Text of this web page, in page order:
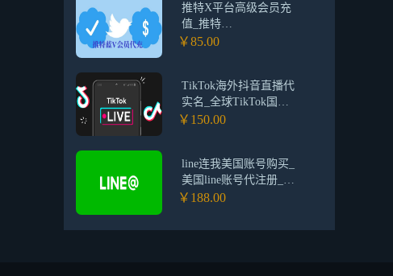
推特X平台高级会员充
值_推特
Premium/Premium+订阅
￥85.00
TikTok海外抖音直播代
实名_全球TikTok国际
抖音橱窗实名认证
￥150.00
line连我美国账号购买_
美国line账号代注册_连
我Line美国账号 扫码登
￥188.00